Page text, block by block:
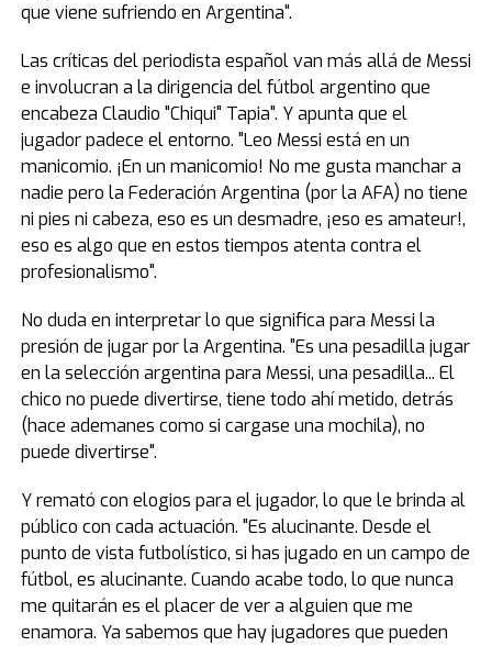
que viene sufriendo en Argentina".
Las críticas del periodista español van más allá de Messi
e involucran a la dirigencia del fútbol argentino que
encabeza Claudio "Chiqui" Tapia". Y apunta que el
jugador padece el entorno. "Leo Messi está en un
manicomio. ¡En un manicomio! No me gusta manchar a
nadie pero la Federación Argentina (por la AFA) no tiene
ni pies ni cabeza, eso es un desmadre, ¡eso es amateur!,
eso es algo que en estos tiempos atenta contra el
profesionalismo".
No duda en interpretar lo que significa para Messi la
presión de jugar por la Argentina. "Es una pesadilla jugar
en la selección argentina para Messi, una pesadilla... El
chico no puede divertirse, tiene todo ahí metido, detrás
(hace ademanes como si cargase una mochila), no
puede divertirse".
Y remató con elogios para el jugador, lo que le brinda al
público con cada actuación. "Es alucinante. Desde el
punto de vista futbolístico, si has jugado en un campo de
fútbol, es alucinante. Cuando acabe todo, lo que nunca
me quitarán es el placer de ver a alguien que me
enamora. Ya sabemos que hay jugadores que pueden